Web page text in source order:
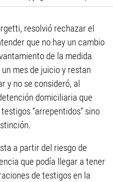
resolvió rechazar el
que no hay un cambio
de la medida
mes de juicio y restan
y no se consideró, al
domiciliaria que
“arrepentidos” sino
a partir del riesgo de
que podía llegar a tener
de testigos en la